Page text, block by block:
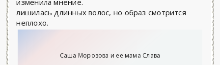
изменила мнение.
лишилась длинных волос, но образ смотрится
неплохо.
Саша Морозова и ее мама Слава